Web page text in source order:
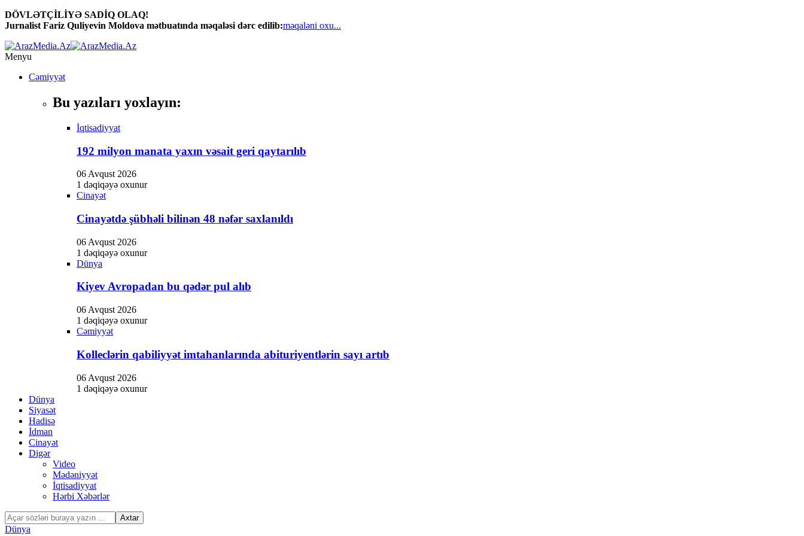
DÖVLƏTÇİLİYƏ SADİQ OLAQ!
Jurnalist Fariz Quliyevin Moldova mətbuatında məqaləsi dərc edilib:məqaləni oxu...
Menyu
Cəmiyyət
Bu yazıları yoxlayın:
İqtisadiyyat
192 milyon manata yaxın vəsait geri qaytarılıb
06 Avqust 2026
1 dəqiqəyə oxunur
Cinayət
Cinayətdə şübhəli bilinən 48 nəfər saxlanıldı
06 Avqust 2026
1 dəqiqəyə oxunur
Dünya
Kiyev Avropadan bu qədər pul alıb
06 Avqust 2026
1 dəqiqəyə oxunur
Cəmiyyət
Kolleclərin qabiliyyət imtahanlarında abituriyentlərin sayı artıb
06 Avqust 2026
1 dəqiqəyə oxunur
Dünya
Siyasət
Hadisə
İdman
Cinayət
Digər
Video
Mədəniyyət
İqtisadiyyat
Hərbi Xəbərlər
Dünya